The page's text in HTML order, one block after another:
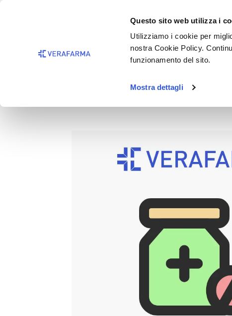
Questo sito web utilizza i
Utilizziamo i cookie per
nostra Cookie Policy.
funzionamento del sito.
Mostra dettagli
Passa alla navigazione principale
B49 FIDEM PINZA INOX GLITTER